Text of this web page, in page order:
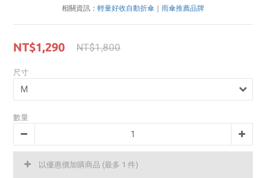
相關資訊： 輕量好收自動折傘 雨傘推薦品牌
NT$1,290 NT$1,800
尺寸
數量
以優惠價加購商品 (最多 1 件)